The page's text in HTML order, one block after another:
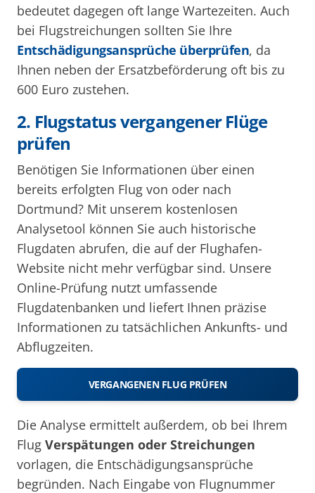
bedeutet dagegen oft lange Wartezeiten. Auch
bei Flugstreichungen sollten Sie Ihre
Entschädigungsansprüche überprüfen, da
Ihnen neben der Ersatzbeförderung oft bis zu
600 Euro zustehen.
2. Flugstatus vergangener Flüge
prüfen
Benötigen Sie Informationen über einen
bereits erfolgten Flug von oder nach
Dortmund? Mit unserem kostenlosen
Analysetool können Sie auch historische
Flugdaten abrufen, die auf der Flughafen-
Website nicht mehr verfügbar sind. Unsere
Online-Prüfung nutzt umfassende
Flugdatenbanken und liefert Ihnen präzise
Informationen zu tatsächlichen Ankunfts- und
Abflugzeiten.
VERGANGENEN FLUG PRÜFEN
Die Analyse ermittelt außerdem, ob bei Ihrem
Flug Verspätungen oder Streichungen
vorlagen, die Entschädigungsansprüche
begründen. Nach Eingabe von Flugnummer